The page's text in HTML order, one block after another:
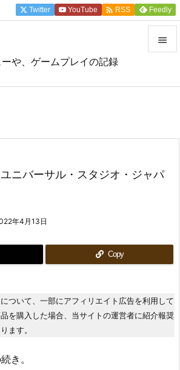
や、ゲームプレイの記録

検索
Twitter YouTube  RSS Feedly
ユニバーサル・スタジオ・ジャパ
年4月13日
Copy
ついて、一部にアフィリエイト広告を利用して
を購入した場合、当サイトの運営者に紹介報奨
ます。
き。